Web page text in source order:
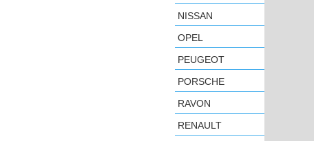
NISSAN
OPEL
PEUGEOT
PORSCHE
RAVON
RENAULT